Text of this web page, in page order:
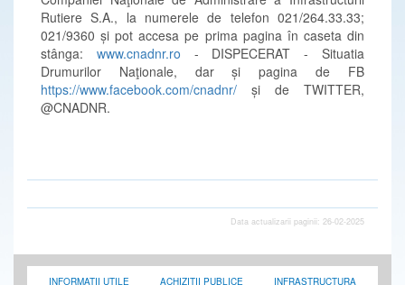
Rutiere S.A., la numerele de telefon 021/264.33.33;
021/9360 și pot accesa pe prima pagina în caseta din
stânga: www.cnadnr.ro - DISPECERAT - Situatia
Drumurilor Naţionale, dar și pagina de FB
https://www.facebook.com/cnadnr/ și de TWITTER,
@CNADNR.
Data actualizarii paginii: 26-02-2025
INFORMATII UTILE ACHIZITII PUBLICE INFRASTRUCTURA